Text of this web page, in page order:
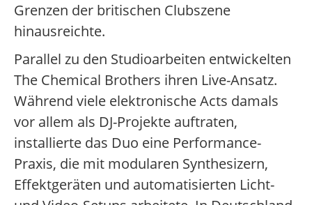
Grenzen der britischen Clubszene
hinausreichte.
Parallel zu den Studioarbeiten entwickelten
The Chemical Brothers ihren Live-Ansatz.
Während viele elektronische Acts damals
vor allem als DJ-Projekte auftraten,
installierte das Duo eine Performance-
Praxis, die mit modularen Synthesizern,
Effektgeräten und automatisierten Licht-